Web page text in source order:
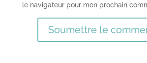
le navigateur pour mon prochain
Soumettre le